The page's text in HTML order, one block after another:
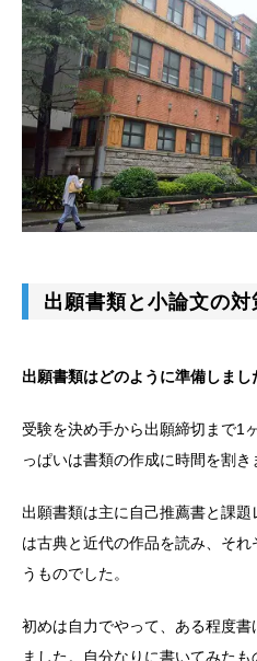
出願書類と小論文の対
出願書類はどのように準備しまし
受験を決め手から出願締切まで1
っぱいは書類の作成に時間を割き
出願書類は主に自己推薦書と課
は古典と近代の作品を読み、そ
うものでした。
初めは自力でやって、ある程度
ました。自分なりに書いてみた